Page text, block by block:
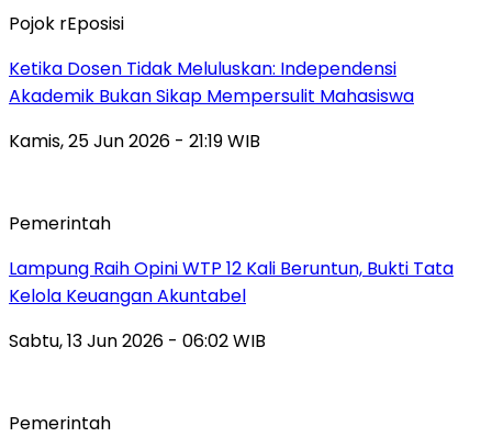
Pojok rEposisi
Ketika Dosen Tidak Meluluskan: Independensi
Akademik Bukan Sikap Mempersulit Mahasiswa
Kamis, 25 Jun 2026 - 21:19 WIB
Pemerintah
Lampung Raih Opini WTP 12 Kali Beruntun, Bukti Tata
Kelola Keuangan Akuntabel
Sabtu, 13 Jun 2026 - 06:02 WIB
Pemerintah